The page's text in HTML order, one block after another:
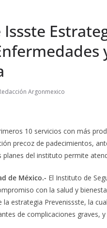
Argonmexico
10 servicios con más
precoz de padecimientos,
del instituto permite
de México.- El Instituto de
con la salud y
estrategia Prevenissste, la
de complicaciones graves,